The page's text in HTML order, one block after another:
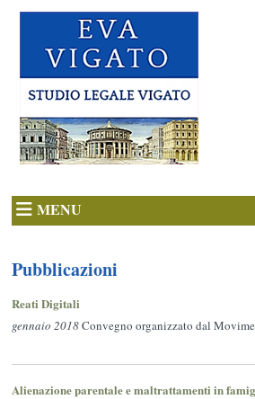
MENU
Pubblicazioni
Reati Digitali
gennaio 2018Convegno organizzato dal
Alienazione parentale e maltrattamenti in